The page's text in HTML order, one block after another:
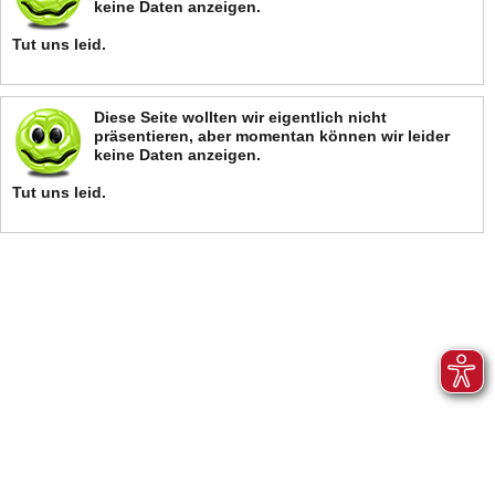
keine Daten anzeigen.
Tut uns leid.
Diese Seite wollten wir eigentlich nicht
präsentieren, aber momentan können wir leider
keine Daten anzeigen.
Tut uns leid.